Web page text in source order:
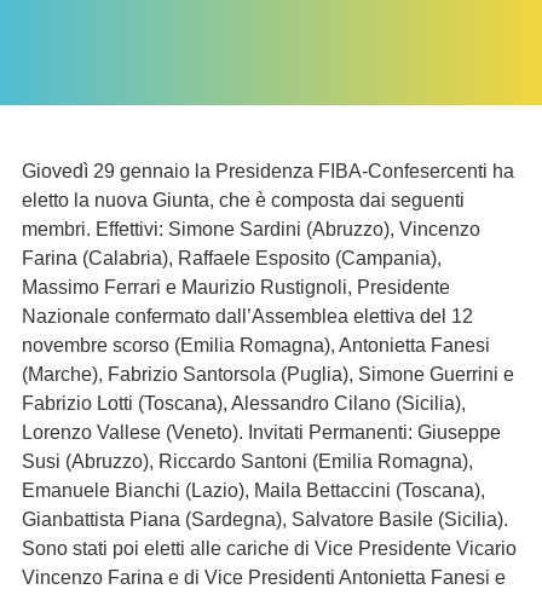
Giovedì 29 gennaio la Presidenza FIBA-Confesercenti ha
eletto la nuova Giunta, che è composta dai seguenti
membri. Effettivi: Simone Sardini (Abruzzo), Vincenzo
Farina (Calabria), Raffaele Esposito (Campania),
Massimo Ferrari e Maurizio Rustignoli, Presidente
Nazionale confermato dall’Assemblea elettiva del 12
novembre scorso (Emilia Romagna), Antonietta Fanesi
(Marche), Fabrizio Santorsola (Puglia), Simone Guerrini e
Fabrizio Lotti (Toscana), Alessandro Cilano (Sicilia),
Lorenzo Vallese (Veneto). Invitati Permanenti: Giuseppe
Susi (Abruzzo), Riccardo Santoni (Emilia Romagna),
Emanuele Bianchi (Lazio), Maila Bettaccini (Toscana),
Gianbattista Piana (Sardegna), Salvatore Basile (Sicilia).
Sono stati poi eletti alle cariche di Vice Presidente Vicario
Vincenzo Farina e di Vice Presidenti Antonietta Fanesi e